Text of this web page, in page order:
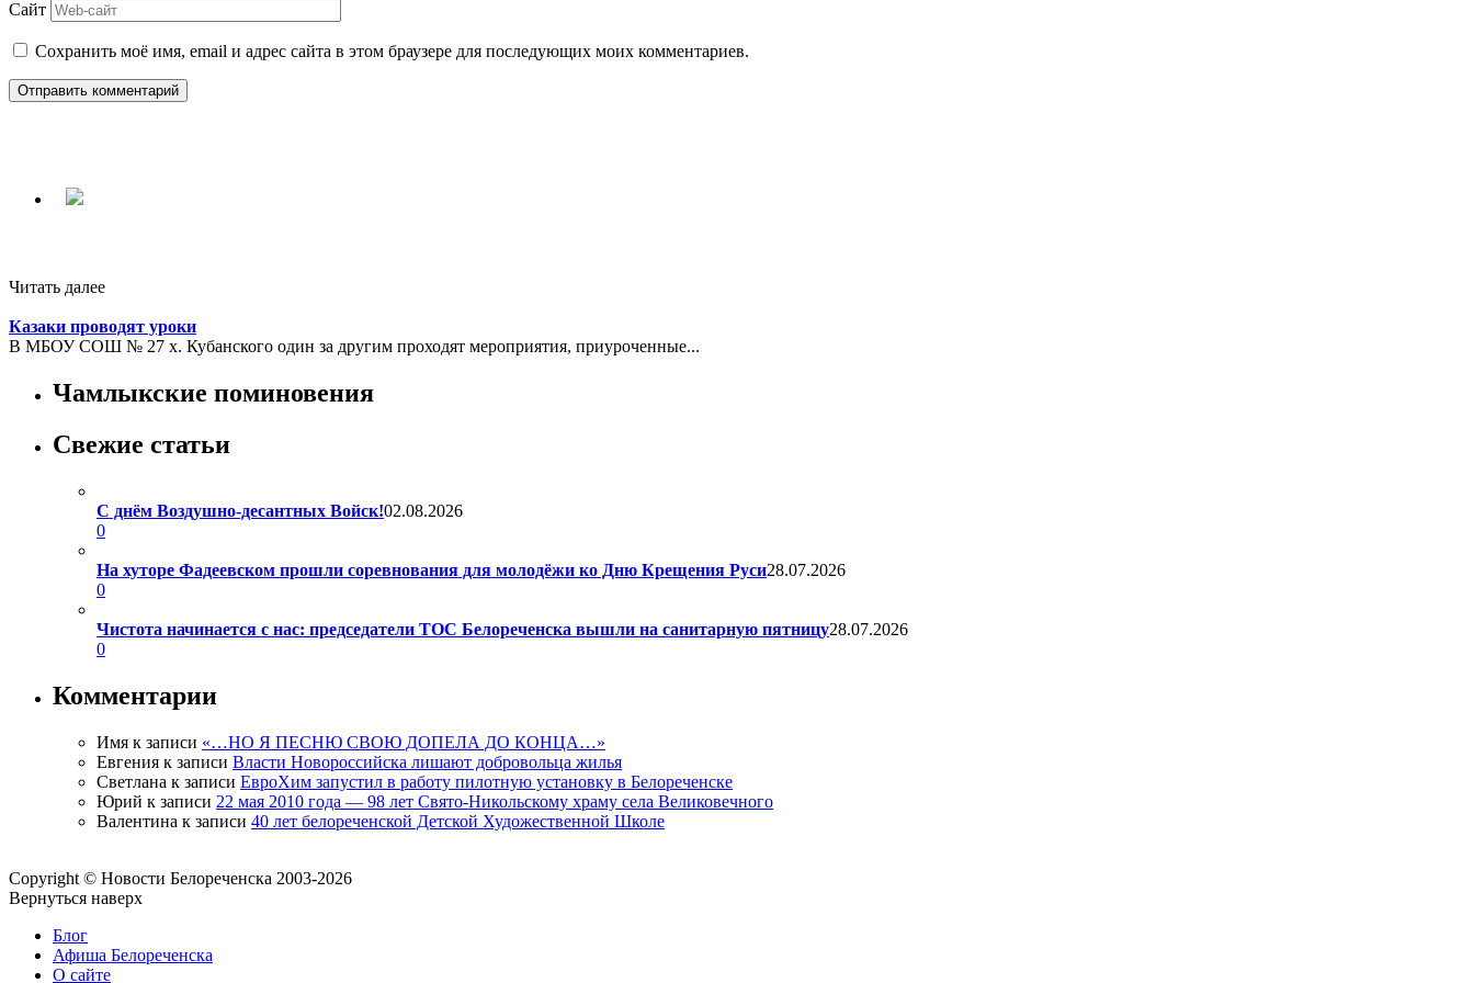
Сайт
Сохранить моё имя, email и адрес сайта в этом браузере для последующих моих комментариев.
Читать далее
Казаки проводят уроки
В МБОУ СОШ № 27 х. Кубанского один за другим проходят мероприятия, приуроченные...
Чамлыкские поминовения
Свежие статьи
С днём Воздушно-десантных Войск!02.08.2026
0
На хуторе Фадеевском прошли соревнования для молодёжи ко Дню Крещения Руси28.07.2026
0
Чистота начинается с нас: председатели ТОС Белореченска вышли на санитарную пятницу28.07.2026
0
Комментарии
Имя к записи «…НО Я ПЕСНЮ СВОЮ ДОПЕЛА ДО КОНЦА…»
Евгения к записи Власти Новороссийска лишают добровольца жилья
Светлана к записи ЕвроХим запустил в работу пилотную установку в Белореченске
Юрий к записи 22 мая 2010 года — 98 лет Свято-Никольскому храму села Великовечного
Валентина к записи 40 лет белореченской Детской Художественной Школе
Copyright © Новости Белореченска 2003-2026
Вернуться наверх
Блог
Афиша Белореченска
О сайте